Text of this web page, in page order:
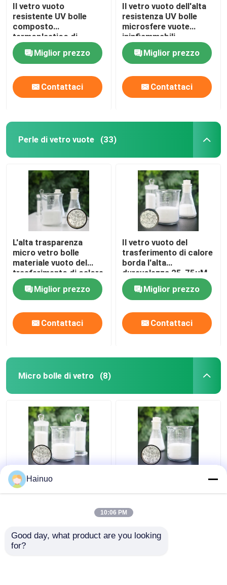
Il vetro vuoto
resistente UV bolle
composto
termoplastico di
microsfere vuote
Miglior prezzo
Contattaci
Il vetro vuoto dell'alta
resistenza UV bolle
microsfere vuote
ininfiammabili
Miglior prezzo
Contattaci
Perle di vetro vuote (33)
L'alta trasparenza
micro vetro bolle
materiale vuoto del
trasferimento di calore
delle perle di vetro
Miglior prezzo
Contattaci
Il vetro vuoto del
trasferimento di calore
borda l'alta
durevolezza 25-75µM
di microsfere di vetro
Miglior prezzo
Contattaci
Micro bolle di vetro (8)
Il micro vetro bolle la
conducibilità che
migliorano la gestione
resistenza chimica
Hainuo
10:06 PM
Good day, what product are you looking
for?